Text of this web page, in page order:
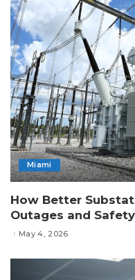
Miami
How Better
Outages and
May 4, 2026